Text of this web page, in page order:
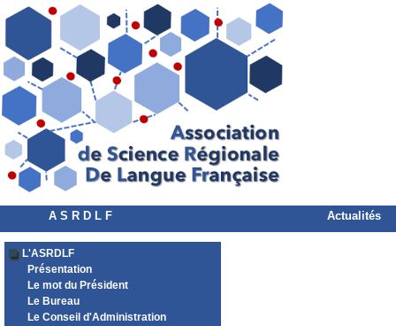
A S R D L F Actualités
L'ASRDLF
Présentation
Le mot du Président
Le Bureau
Le Conseil d'Administration